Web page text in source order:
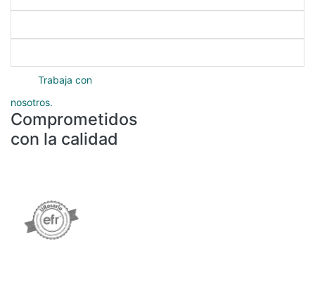
Trabaja con
nosotros.
Comprometidos
con la calidad